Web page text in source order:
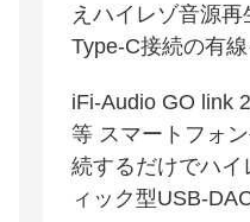
えハイレゾ音源
Type-C接続の有
iFi-Audio GO link
等 スマートフォ
続するだけでハ
ィック型USB-